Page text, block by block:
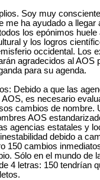
Soy muy
me ha ayudado a llegar
los epónimos huele
y los logros
occidental. Los
agradecidos al AOS
para su agenda.
Debido a que las
es necesario
cambios de nombre.
AOS
agencias estatales y
debido a
150 cambios
Sólo en el mundo de
4 letras: 150 tendrían